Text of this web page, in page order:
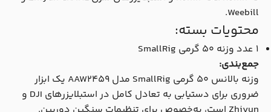
Weebill.
محتویات بسته:
۱ عدد وزنه ۵۰ گرمی SmallRig
جمع‌بندی:
وزنه بالانس ۵۰ گرمی SmallRig مدل AAW2459 یک ابزار
ضروری برای دستیابی به تعادل کامل در استبلایزرهای DJI و